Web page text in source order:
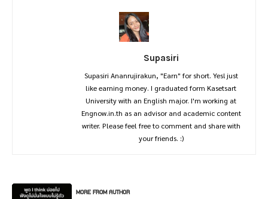
Supasiri
Supasiri Ananrujirakun, "Earn" for short. Yes! just
like earning money. I graduated form Kasetsart
University with an English major. I'm working at
Engnow.in.th as an advisor and academic content
writer. Please feel free to comment and share with
your friends. :)
RELATED ARTICLES MORE FROM AUTHOR